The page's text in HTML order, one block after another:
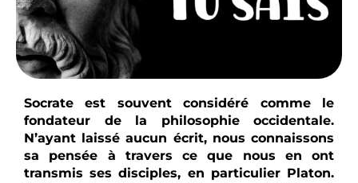
Socrate est souvent considéré comme le
fondateur de la philosophie occidentale.
N’ayant laissé aucun écrit, nous connaissons
sa pensée à travers ce que nous en ont
transmis ses disciples, en particulier Platon.